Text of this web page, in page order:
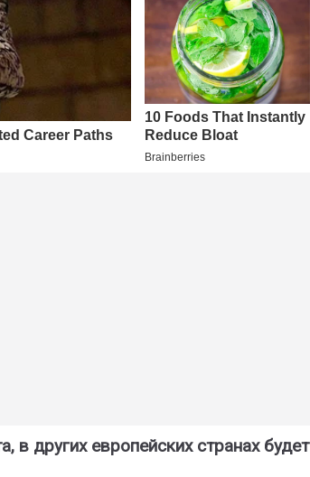
в других европейских странах будет